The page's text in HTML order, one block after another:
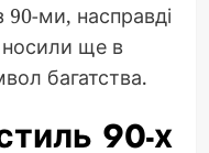
90-ми, насправді
носили ще в
багатства.
90-х